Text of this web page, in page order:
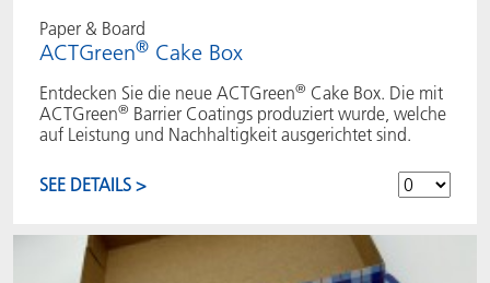
Paper & Board
ACTGreen® Cake Box
Entdecken Sie die neue ACTGreen® Cake Box. Die mit
ACTGreen® Barrier Coatings produziert wurde, welche
auf Leistung und Nachhaltigkeit ausgerichtet sind.
SEE DETAILS >